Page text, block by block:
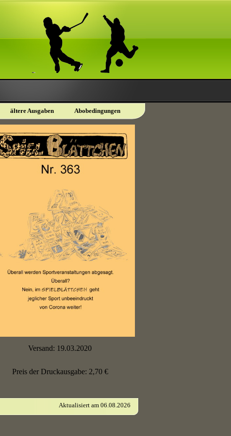
ältere Ausgaben Abobedingungen
Versand: 19.03.2020
Preis der Druckausgabe: 2,70 €
Aktualisiert am 06.08.2026